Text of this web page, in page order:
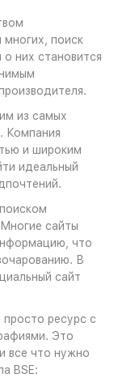
поиск
них становится
из самых
Компания
и широким
идеальный
сайты
что
В
сайт
ресурс с
Это
все что нужно
BSE: